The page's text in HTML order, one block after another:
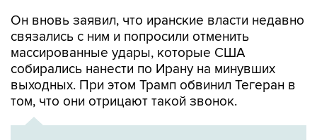
Он вновь заявил, что иранские власти недавно
связались с ним и попросили отменить
массированные удары, которые США
собирались нанести по Ирану на минувших
выходных. При этом Трамп обвинил Тегеран в
том, что они отрицают такой звонок.